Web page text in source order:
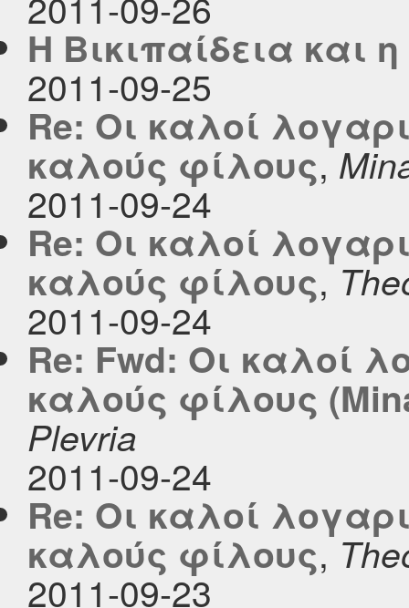
Η Βικιπαίδεια και
2011-09-25
Re: Οι καλοί
καλούς φίλους,
2011-09-24
Re: Οι καλοί
καλούς φίλους,
2011-09-24
Re: Fwd: Οι καλοί
καλούς φίλους
Plevria
2011-09-24
Re: Οι καλοί
καλούς φίλους,
2011-09-23